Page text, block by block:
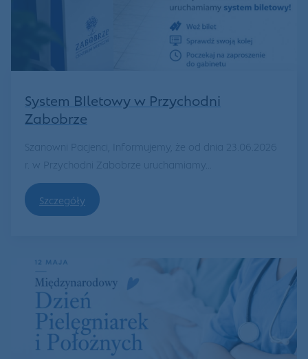
System BIletowy w Przychodni
Zabobrze
Szanowni Pacjenci, Informujemy, że od dnia 23.06.2026
r. w Przychodni Zabobrze uruchamiamy...
Szczegóły